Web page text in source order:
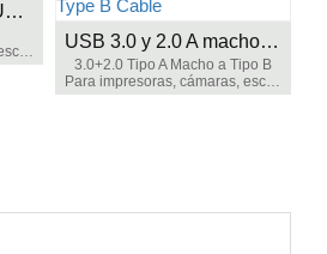
Cable de impresora USB 3.0
Para impresoras, cámaras, escáneres, etc.,
USB 3.0 y 2.0 A macho a cable tipo B
3.0+2.0 Tipo A Macho a Tipo B
Para impresoras, cámaras, escáneres, etc.,